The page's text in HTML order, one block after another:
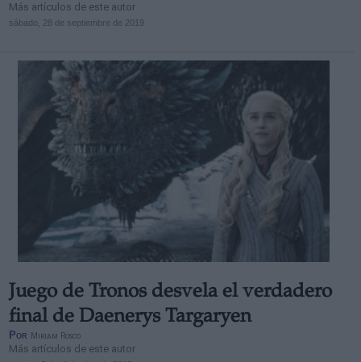
Más artículos de este autor
sábado, 28 de septiembre de 2019
Juego de Tronos desvela el verdadero
final de Daenerys Targaryen
Por Miriam Rosco
Más artículos de este autor